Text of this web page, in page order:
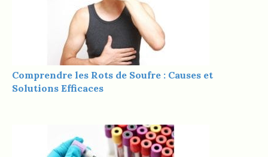
Comprendre les Rots de Soufre : Causes et
Solutions Efficaces